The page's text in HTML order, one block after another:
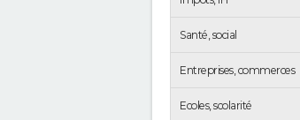
Santé, social
Entreprises, commerces
Ecoles, scolarité